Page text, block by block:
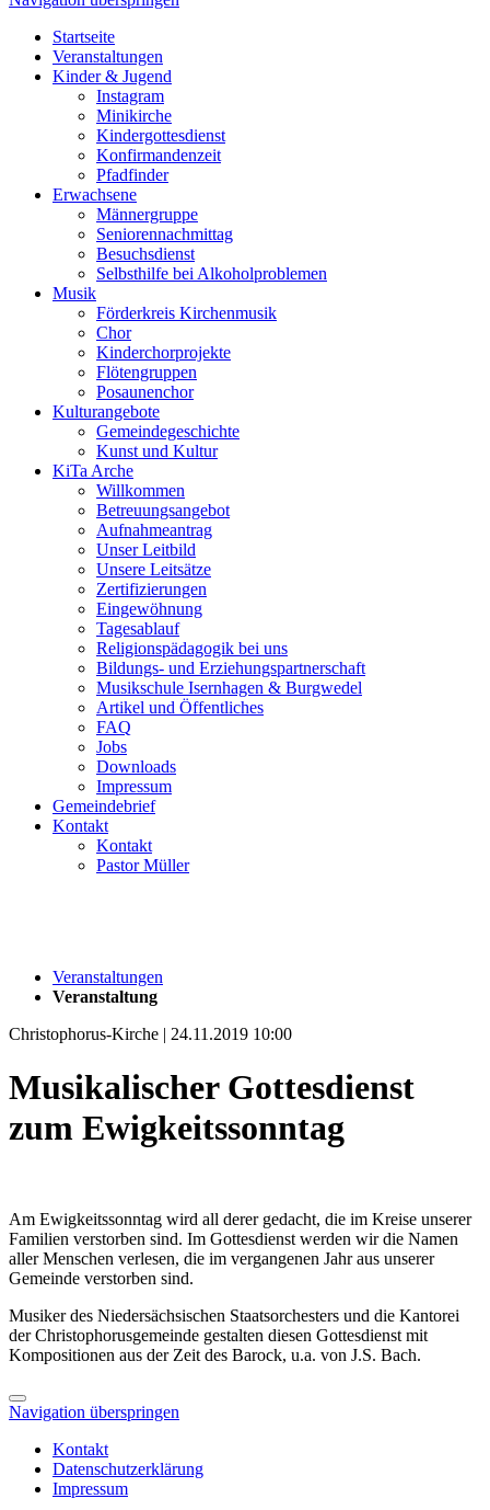
Startseite
Veranstaltungen
Kinder & Jugend
Instagram
Minikirche
Kindergottesdienst
Konfirmandenzeit
Pfadfinder
Erwachsene
Männergruppe
Seniorennachmittag
Besuchsdienst
Selbsthilfe bei Alkoholproblemen
Musik
Förderkreis Kirchenmusik
Chor
Kinderchorprojekte
Flötengruppen
Posaunenchor
Kulturangebote
Gemeindegeschichte
Kunst und Kultur
KiTa Arche
Willkommen
Betreuungsangebot
Aufnahmeantrag
Unser Leitbild
Unsere Leitsätze
Zertifizierungen
Eingewöhnung
Tagesablauf
Religionspädagogik bei uns
Bildungs- und Erziehungspartnerschaft
Musikschule Isernhagen & Burgwedel
Artikel und Öffentliches
FAQ
Jobs
Downloads
Impressum
Gemeindebrief
Kontakt
Kontakt
Pastor Müller
Veranstaltungen
Veranstaltung
Christophorus-Kirche | 24.11.2019 10:00
Musikalischer Gottesdienst
zum Ewigkeitssonntag
Am Ewigkeitssonntag wird all derer gedacht, die im Kreise unserer
Familien verstorben sind. Im Gottesdienst werden wir die Namen
aller Menschen verlesen, die im vergangenen Jahr aus unserer
Gemeinde verstorben sind.
Musiker des Niedersächsischen Staatsorchesters und die Kantorei
der Christophorusgemeinde gestalten diesen Gottesdienst mit
Kompositionen aus der Zeit des Barock, u.a. von J.S. Bach.
Navigation überspringen
Kontakt
Datenschutzerklärung
Impressum